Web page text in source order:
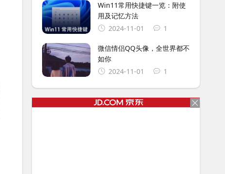
Win11常用快捷键一览：附使
用及记忆方法
2024-11-01
1
微信情侣QQ头像，全世界都不
如你
2024-11-01
1